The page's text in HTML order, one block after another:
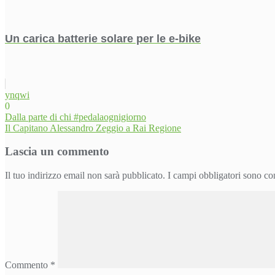
Un carica batterie solare per le e-bike
ynqwi
0
Navigazione
articoli
Dalla parte di chi #pedalaognigiorno
Il Capitano Alessandro Zeggio a Rai Regione
Lascia un commento
Il tuo indirizzo email non sarà pubblicato. I campi obbligatori sono
Commento *